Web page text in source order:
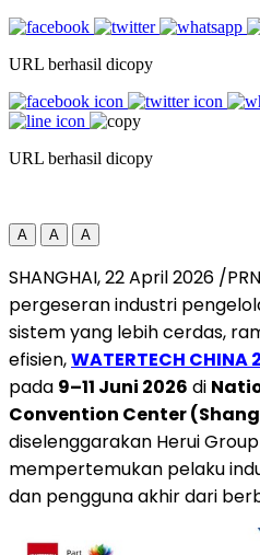
URL berhasil dicopy
URL berhasil dicopy
A A A
SHANGHAI, 22 April 2026 /
pergeseran industri
sistem yang lebih cerdas,
efisien,WATERTECH CHINA
pada 9–11 Juni 2026 di
Convention Center
diselenggarakan Herui
mempertemukan pelaku
dan pengguna akhir dari